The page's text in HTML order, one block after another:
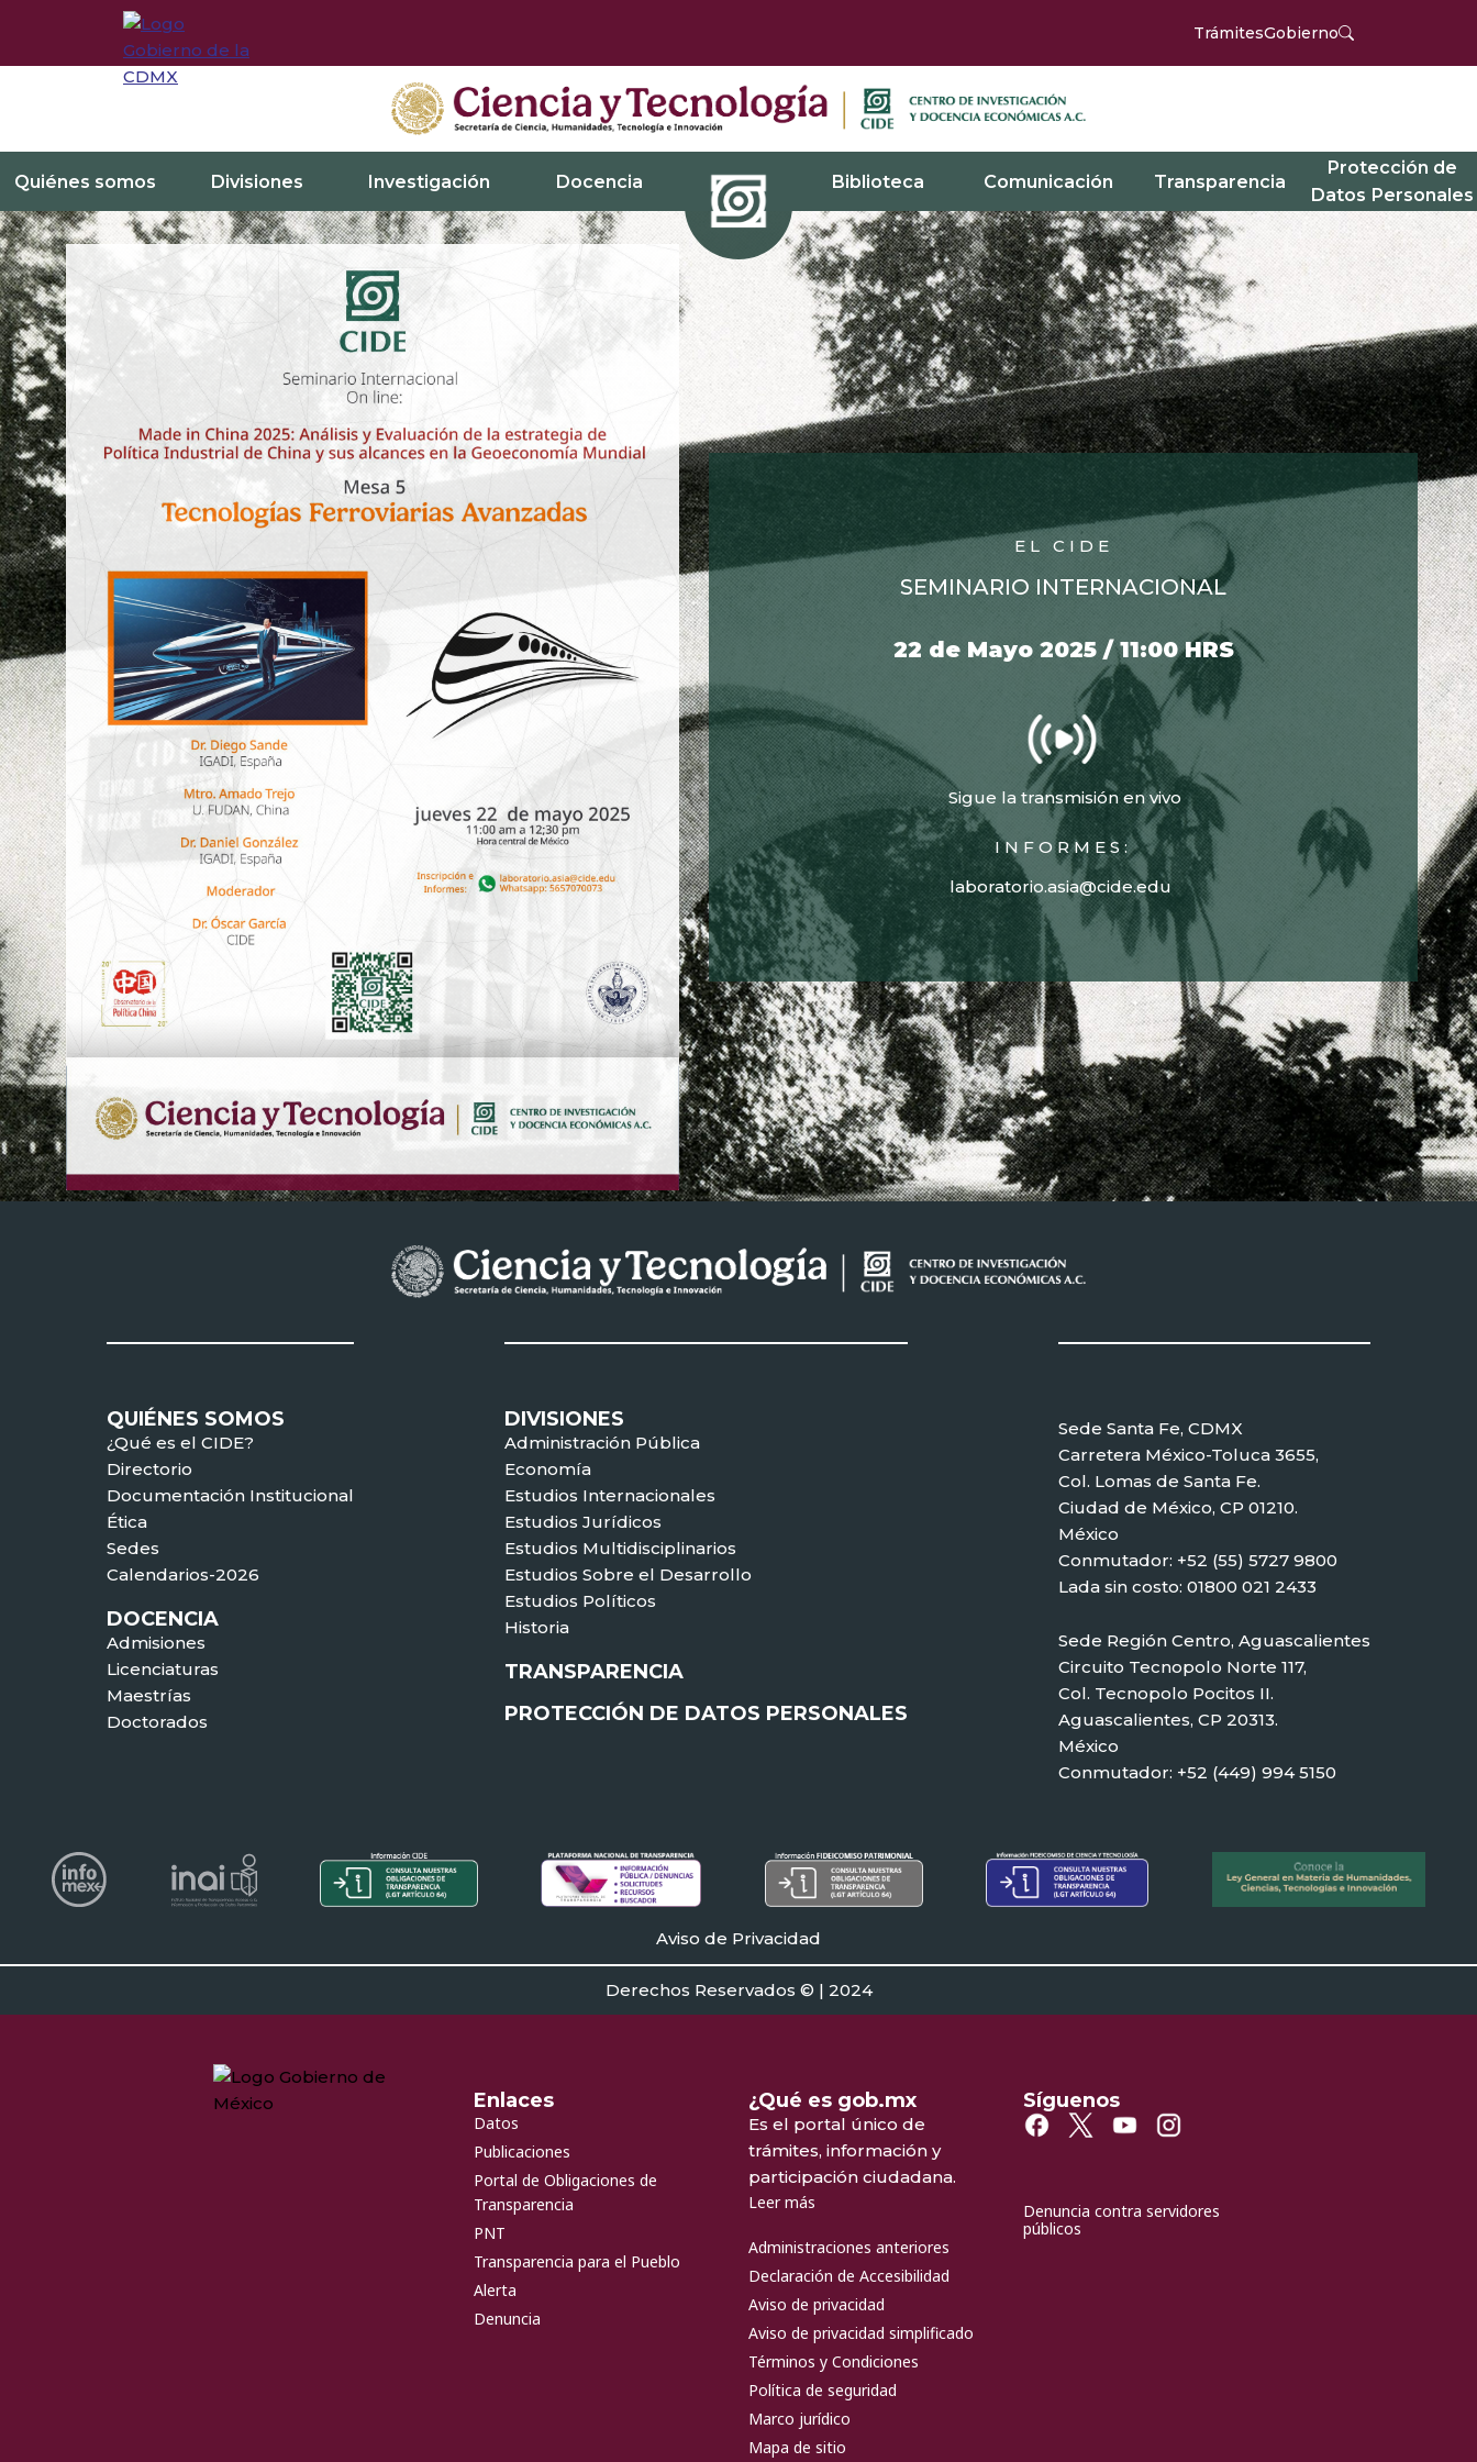
TrámitesGobierno
Quiénes somos Divisiones Investigación Docencia Biblioteca Comunicación Transparencia
Protección de
Datos Personales
EL CIDE
SEMINARIO INTERNACIONAL
22 de Mayo 2025 / 11:00 HRS
Sigue la transmisión en vivo
INFORMES:
laboratorio.asia@cide.edu
QUIÉNES SOMOS
¿Qué es el CIDE?
Directorio
Documentación Institucional
Ética
Sedes
Calendarios-2026
DOCENCIA
Admisiones
Licenciaturas
Maestrías
Doctorados
DIVISIONES
Administración Pública
Economía
Estudios Internacionales
Estudios Jurídicos
Estudios Multidisciplinarios
Estudios Sobre el Desarrollo
Estudios Políticos
Historia
TRANSPARENCIA
PROTECCIÓN DE DATOS PERSONALES
Sede Santa Fe, CDMX
Carretera México-Toluca 3655,
Col. Lomas de Santa Fe.
Ciudad de México, CP 01210.
México
Conmutador: +52 (55) 5727 9800
Lada sin costo: 01800 021 2433
Sede Región Centro, Aguascalientes
Circuito Tecnopolo Norte 117,
Col. Tecnopolo Pocitos II.
Aguascalientes, CP 20313.
México
Conmutador: +52 (449) 994 5150
Aviso de Privacidad
Derechos Reservados © | 2024
Enlaces
Datos
Publicaciones
Portal de Obligaciones de
Transparencia
PNT
Transparencia para el Pueblo
Alerta
Denuncia
¿Qué es gob.mx
Es el portal único de
trámites, información y
participación ciudadana.
Leer más
Administraciones anteriores
Declaración de Accesibilidad
Aviso de privacidad
Aviso de privacidad simplificado
Términos y Condiciones
Política de seguridad
Marco jurídico
Mapa de sitio
Síguenos
Denuncia contra servidores
públicos